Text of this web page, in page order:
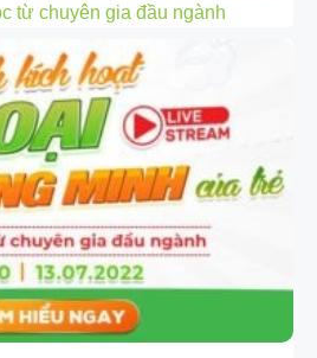
từ chuyên gia đầu ngành